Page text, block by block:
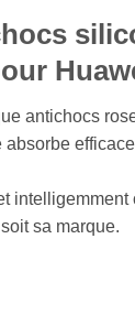
antichocs
intelligemment
sa marque.